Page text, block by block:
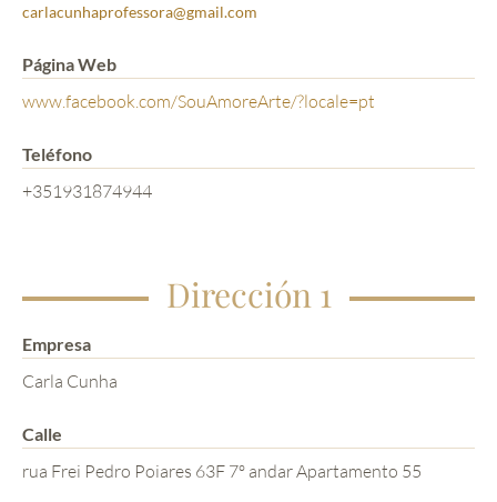
carlacunhaprofessora@gmail.com
Página Web
www.facebook.com/SouAmoreArte/?locale=pt
Teléfono
+351931874944
Dirección 1
Empresa
Carla Cunha
Calle
rua Frei Pedro Poiares 63F 7º andar Apartamento 55